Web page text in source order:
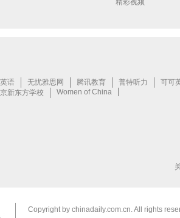
精彩视频
Copyright by chinadaily.com.cn. All rights